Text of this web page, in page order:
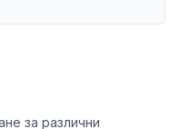
за различни